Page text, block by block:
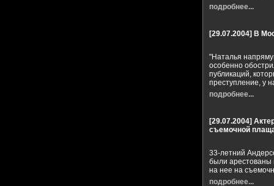
подробнее...
[29.07.2004] В
"Наталья
особенно
публикаций,
преступление, у
подробнее...
[29.07.2004]
съемочной
33-летний
были арестованы
на нее на
подробнее...